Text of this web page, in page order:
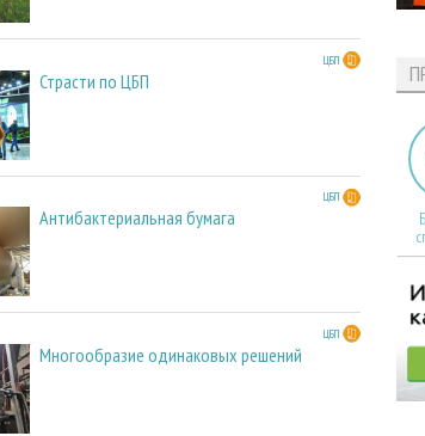
ЦБП
Страсти по ЦБП
ЦБП
Антибактериальная бумага
ЦБП
Многообразие одинаковых решений